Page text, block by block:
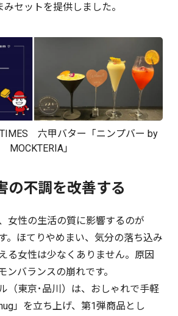
セットを提供しました。
六甲バター「ニンプバー by
MOCKTERIA」
の不調を改善する
女性の生活の質に影響するのが
。ほてりやめまい、気分の落ち込み
る女性は少なくありません。原因
ンバランスの崩れです。
（東京･品川）は、おしゃれで手軽
」を立ち上げ、第1弾商品とし